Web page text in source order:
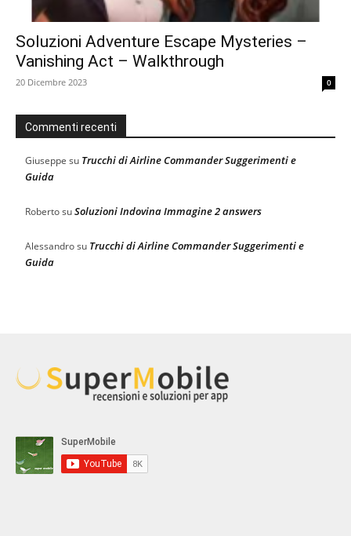
Soluzioni Adventure Escape Mysteries –
Vanishing Act – Walkthrough
20 Dicembre 2023 0
Commenti recenti
Giuseppe su Trucchi di Airline Commander Suggerimenti e
Guida
RobertosuSoluzioni Indovina Immagine 2 answers
Alessandrosu Trucchi di Airline Commander Suggerimenti e
Guida